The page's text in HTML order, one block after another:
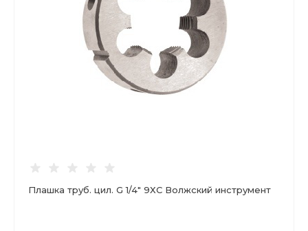
Плашка труб. цил. G 1/4" 9ХС Волжский инструмент